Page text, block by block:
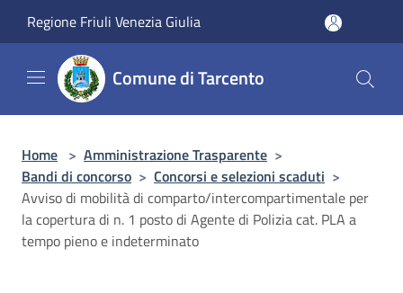
Regione Friuli Venezia Giulia
Comune di Tarcento
Home > Amministrazione Trasparente >
Bandi di concorso > Concorsi e selezioni scaduti >
Avviso di mobilità di comparto/intercompartimentale per
la copertura di n. 1 posto di Agente di Polizia cat. PLA a
tempo pieno e indeterminato